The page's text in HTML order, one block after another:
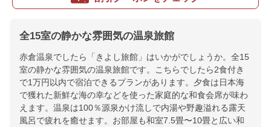
全15室の静かな雰囲気の温泉旅館
赤倉温泉でしたら「きよし旅館」はいかがでしょうか。全15
室の静かな雰囲気の温泉旅館です。こちらでしたら2食付き
で1万円以内で宿泊できるプランがあります。夕食は日本海
で獲れた新鮮な海の幸などを使った家庭的な和食会席が味わ
えます。温泉は100％源泉かけ流しで内湯や野趣溢れる露天
風呂で疲れを癒せます。お部屋も和室7.5畳〜10畳と広い和